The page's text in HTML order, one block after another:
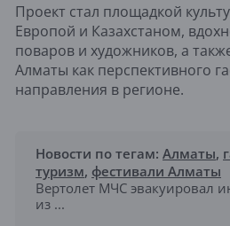
Проект стал площадкой
Европой и Казахстаном,
поваров и художников, а
Алматы как перспективного
направления в регионе.
Новости по тегам: Алматы,
туризм, фестивали Алматы
Вертолет МЧС эвакуировал
из ...